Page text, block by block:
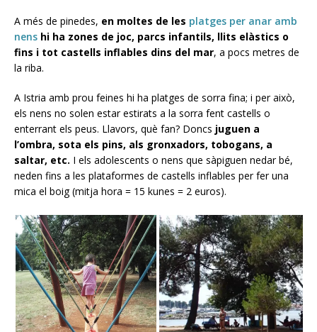
A més de pinedes, en moltes de les platges per anar amb
nens hi ha zones de joc, parcs infantils, llits elàstics o
fins i tot castells inflables dins del mar, a pocs metres de
la riba.
A Istria amb prou feines hi ha platges de sorra fina; i per això,
els nens no solen estar estirats a la sorra fent castells o
enterrant els peus. Llavors, què fan? Doncs juguen a
l’ombra, sota els pins, als gronxadors, tobogans, a
saltar, etc. I els adolescents o nens que sàpiguen nedar bé,
neden fins a les plataformes de castells inflables per fer una
mica el boig (mitja hora = 15 kunes = 2 euros).